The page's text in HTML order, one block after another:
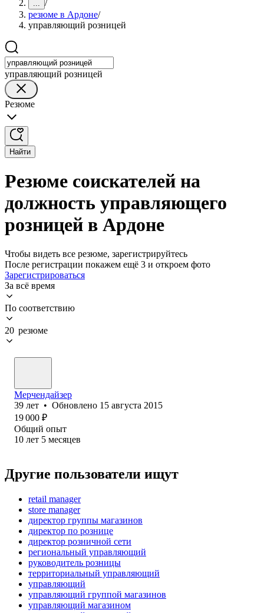
... /
резюме в Ардоне/
управляющий розницей
управляющий розницей
Резюме
Найти
Резюме соискателей на
должность управляющего
розницей в Ардоне
Чтобы видеть все резюме, зарегистрируйтесь
После регистрации покажем ещё 3 и откроем фото
Зарегистрироваться
За всё время
По соответствию
20 резюме
Мерчендайзер
39 лет • Обновлено 15 августа 2015
19 000 ₽
Общий опыт
10 лет 5 месяцев
Другие пользователи ищут
retail manager
store manager
директор группы магазинов
директор по рознице
директор розничной сети
региональный управляющий
руководитель розницы
территориальный управляющий
управляющий
управляющий группой магазинов
управляющий магазином